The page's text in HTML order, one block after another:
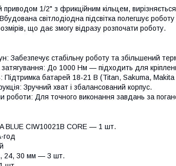
приводом 1/2" з фрикційним кільцем,
світлодіодна підсвітка полегшує
що дає змогу відразу розпочати роботу.
Забезпечує стабільну роботу та збільшений
До 1000 Нм — підходить для
Підтримка батарей 18-21 В (Titan, Sakuma,
Зручний хват і збалансований корпус.
роботи: Для точного виконання завдань за
BLUE CIW10021B CORE — 1 шт.
24, 30 мм — 3 шт.